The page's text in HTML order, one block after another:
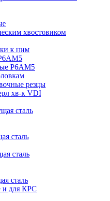
хвостовиком
к ним
Р6АМ5
Р6АМ5
резцы
хв-к VDI
сталь
сталь
сталь
сталь
и для КРС